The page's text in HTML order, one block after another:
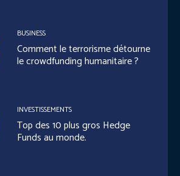
BUSINESS
Comment le terrorisme détourne
le crowdfunding humanitaire ?
INVESTISSEMENTS
Top des 10 plus gros Hedge
Funds au monde.